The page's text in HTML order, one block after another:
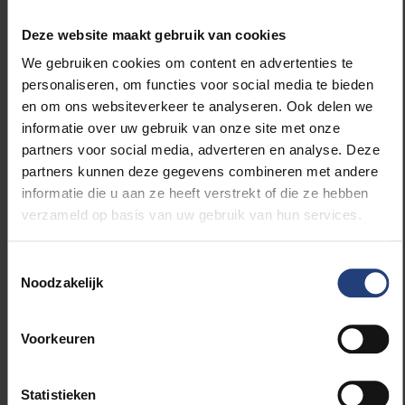
Deze website maakt gebruik van cookies
We gebruiken cookies om content en advertenties te
personaliseren, om functies voor social media te bieden
en om ons websiteverkeer te analyseren. Ook delen we
informatie over uw gebruik van onze site met onze
partners voor social media, adverteren en analyse. Deze
partners kunnen deze gegevens combineren met andere
informatie die u aan ze heeft verstrekt of die ze hebben
verzameld op basis van uw gebruik van hun services.
Noodzakelijk
Voorkeuren
Statistieken
tevredenheid over de job, stellen de
omgevingsfactoren als tijdsdruk,
onduidelijkheid van de taak, autonomie en
sociale steun van collega’s. Het conflict tussen
werk en privé verlaagt de jobtevredenheid
zowel bij mannen als vrouwen. Vrouwen blijken
daardoor ook sneller te willen vertrekken.
Belangrijk: goede collega’s en autonomie
verrichten, stelden vast dat de professoren
een aantal instrumenten hadden om met de
universiteit daarvoor de autonomie van die
academici moet vrijwaren en dat ze beschermd
bureaucratie.